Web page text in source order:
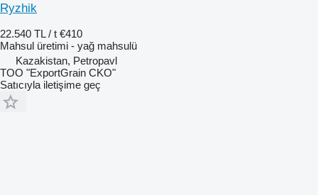
Ryzhik
22.540 TL / t €410
Mahsul üretimi - yağ mahsulü
Kazakistan, Petropavl
TOO "ExportGrain CKO"
Satıcıyla iletişime geç